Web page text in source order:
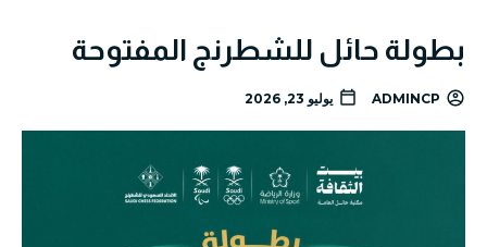
بطولة حائل للشطرنج المفتوحة
ADMINCP يوليو 23, 2026